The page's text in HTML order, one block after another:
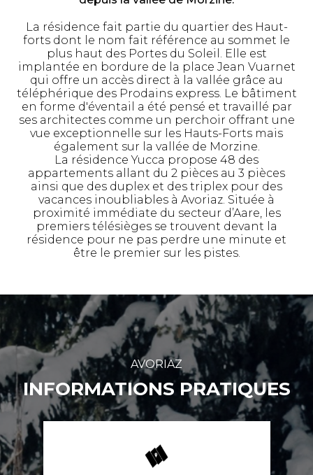
La résidence fait partie du quartier des Haut-
forts dont le nom fait référence au sommet le
plus haut des Portes du Soleil. Elle est
implantée en bordure de la place Jean Vuarnet
qui offre un accès direct à la vallée grâce au
téléphérique des Prodains express. Le bâtiment
en forme d'éventail a été pensé et travaillé par
ses architectes comme un perchoir offrant une
vue exceptionnelle sur les Hauts-Forts mais
également sur la vallée de Morzine.
La résidence Yucca propose 48 des
appartements allant du 2 pièces au 3 pièces
ainsi que des duplex et des triplex pour des
vacances inoubliables à Avoriaz. Située à
proximité immédiate du secteur d’Aare, les
premiers télésièges se trouvent devant la
résidence pour ne pas perdre une minute et
être le premier sur les pistes.
AVORIAZ
INFORMATIONS PRATIQUES